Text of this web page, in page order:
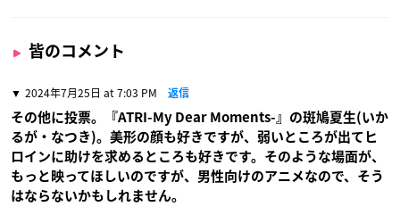
皆のコメント
2024年7月25日 at 7:03 PM 返信
その他に投票。『ATRI-My Dear Moments-』の斑鳩夏生(いか
るが・なつき)。美形の顔も好きですが、弱いところが出てヒ
ロインに助けを求めるところも好きです。そのような場面が、
もっと映ってほしいのですが、男性向けのアニメなので、そう
はならないかもしれません。